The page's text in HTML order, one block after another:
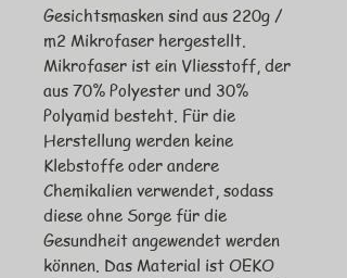
Gesichtsmasken sind aus 220g /
m2 Mikrofaser hergestellt.
Mikrofaser ist ein Vliesstoff, der
aus 70% Polyester und 30%
Polyamid besteht. Für die
Herstellung werden keine
Klebstoffe oder andere
Chemikalien verwendet, sodass
diese ohne Sorge für die
Gesundheit angewendet werden
können. Das Material ist OEKO